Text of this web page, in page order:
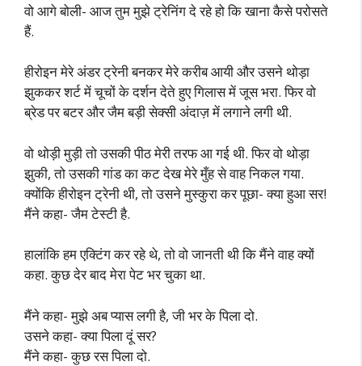
वो आगे बोली- आज तुम मुझे ट्रेनिंग दे रहे हो कि खाना कैसे परोसते
हैं.
हीरोइन मेरे अंडर ट्रेनी बनकर मेरे करीब आयी और उसने थोड़ा
झुककर शर्ट में चूचों के दर्शन देते हुए गिलास में जूस भरा. फिर वो
ब्रेड पर बटर और जैम बड़ी सेक्सी अंदाज़ में लगाने लगी थी.
वो थोड़ी मुड़ी तो उसकी पीठ मेरी तरफ आ गई थी. फिर वो थोड़ा
झुकी, तो उसकी गांड का कट देख मेरे मुँह से वाह निकल गया.
क्योंकि हीरोइन ट्रेनी थी, तो उसने मुस्कुरा कर पूछा- क्या हुआ सर!
मैंने कहा- जैम टेस्टी है.
हालांकि हम एक्टिंग कर रहे थे, तो वो जानती थी कि मैंने वाह क्यों
कहा. कुछ देर बाद मेरा पेट भर चुका था.
मैंने कहा- मुझे अब प्यास लगी है, जी भर के पिला दो.
उसने कहा- क्या पिला दूं सर?
मैंने कहा- कुछ रस पिला दो.